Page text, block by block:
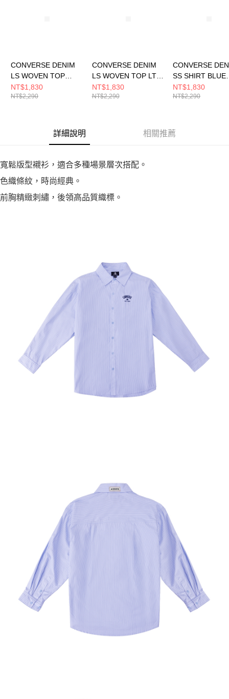
CONVERSE DENIM
LS WOVEN TOP
DENIM BLUE 男女 長
袖襯衫 UCJ418-UHA
NT$1,830
NT$2,290
CONVERSE DENIM
LS WOVEN TOP LT
DENIM BLUE 男女 長
袖襯衫 UCJ418-UHC
NT$1,830
NT$2,290
CONVERSE
SS SHIRT BLUE
DENIM 男 短袖
MCJ757-UHA
NT$1,830
NT$2,290
詳細說明 相關推薦
寬鬆版型襯衫，適合多種場景層次搭配。
色織條紋，時尚經典。
前胸精緻刺繡，後領高品質織標。